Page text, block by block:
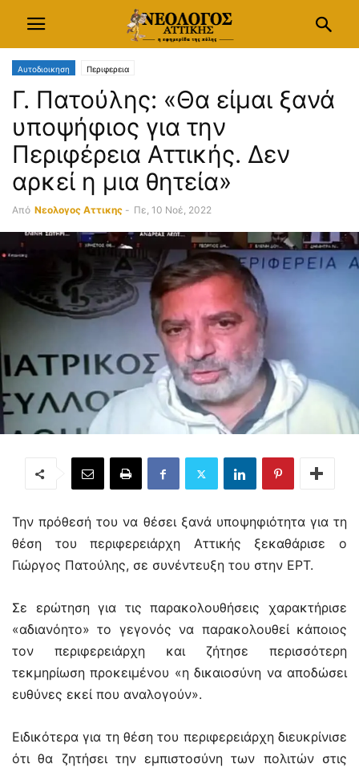
Αυτοδιοικηση Περιφερεια
Γ. Πατούλης: «Θα είμαι ξανά
υποψήφιος για την
Περιφέρεια Αττικής. Δεν
αρκεί η μια θητεία»
Από Νεολογος Αττικης - Πε, 10 Νοέ, 2022
Την πρόθεσή του να θέσει ξανά υποψηφιότητα για τη
θέση του περιφερειάρχη Αττικής ξεκαθάρισε ο
Γιώργος Πατούλης, σε συνέντευξη του στην ΕΡΤ.
Σε ερώτηση για τις παρακολουθήσεις χαρακτήρισε
«αδιανόητο» το γεγονός να παρακολουθεί κάποιος
τον περιφερειάρχη και ζήτησε περισσότερη
τεκμηρίωση προκειμένου «η δικαιοσύνη να αποδώσει
ευθύνες εκεί που αναλογούν».
Ειδικότερα για τη θέση του περιφερειάρχη διευκρίνισε
ότι θα ζητήσει την εμπιστοσύνη των πολιτών στις